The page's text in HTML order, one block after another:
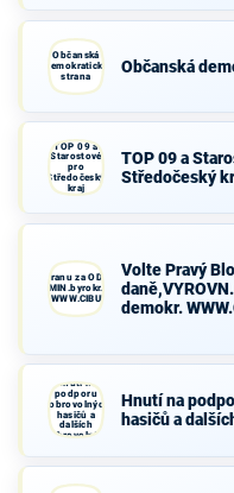
Občanská
demokratická
strana
Občanská
TOP 09 a
Starostové
pro
Středočeský
kraj
TOP 09 a
Středočeský
Blok-stranu za ODVOLAT.polit.,NÍZKÉ
demokr. WWW.CIBULKA.NET
Volte Pravý
demokr.
Hnutí na
podporu
dobrovolných
hasičů a
dalších
dobrovolníků
Hnutí na
hasičů a